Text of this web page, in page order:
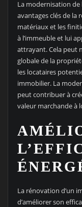
La modernisation de
avantages clés de la
matériaux et les
à l’immeuble et lui
attrayant. Cela peut
globale de la
les locataires
immobilier. La
peut contribuer à
valeur marchande à
La rénovation d’un
d’améliorer son